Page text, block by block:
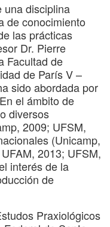
una disciplina
de conocimiento
las prácticas
Dr. Pierre
Facultad de
de París V –
sido abordada por
el ámbito de
diversos
2009; UFSM,
(Unicamp,
2013; UFSM,
interés de la
de
Praxiológicos